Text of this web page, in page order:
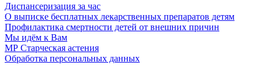
Диспансеризация за час
О выписке бесплатных лекарственных препаратов детям
Профилактика смертности детей от внешних причин
Мы идём к Вам
МР Старческая астения
Обработка персональных данных